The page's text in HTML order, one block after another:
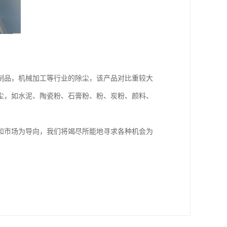
，机械加工等行业的除尘，该产品对比重较大
如水泥、陶瓷粉、石膏粉、粉、炭粉、颜料、
场为导向，我们将竭尽所能地寻求各种机会为